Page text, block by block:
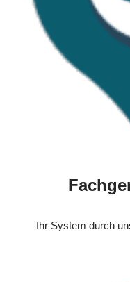
Ihr System durch